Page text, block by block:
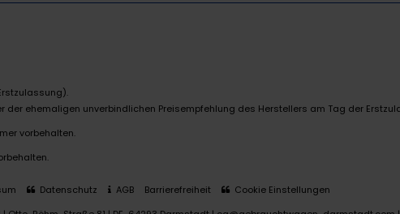
ehemaligen unverbindlichen Preisempfehlung des Herstellers am Tag der
vorbehalten.
Datenschutz AGB Barrierefreiheit
Cookie Einstellungen